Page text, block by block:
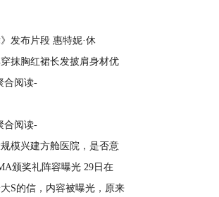
》发布片段 惠特妮·休
抹胸红裙长发披肩身材优
合阅读-
合阅读-
模兴建方舱医院，是否意
颁奖礼阵容曝光 29日在
S的信，内容被曝光，原来